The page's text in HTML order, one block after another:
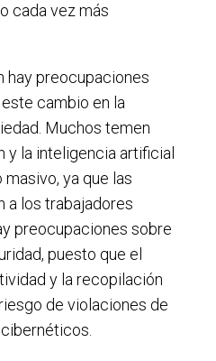
cada vez más
hay preocupaciones
cambio en la
Muchos temen
y la inteligencia artificial
ya que las
a los trabajadores
preocupaciones sobre
puesto que el
y la recopilación
de violaciones de